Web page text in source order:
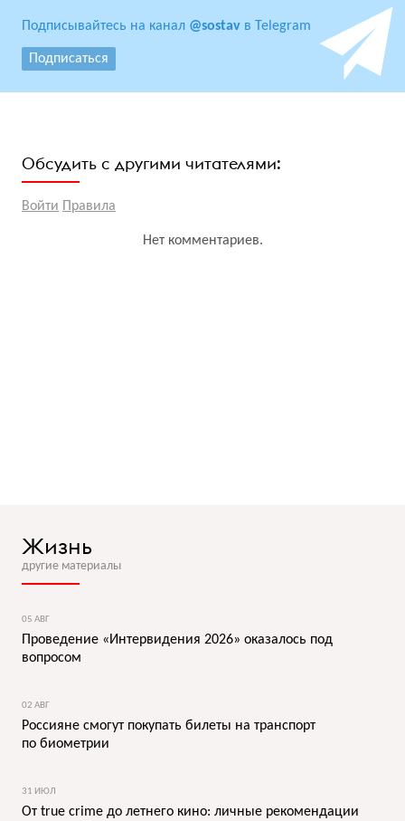
Подписывайтесь на канал @sostav в Telegram
Подписаться
Обсудить с другими читателями:
Войти Правила
Нет комментариев.
Жизнь
другие материалы
05 АВГ
Проведение «Интервидения 2026» оказалось под
вопросом
02 АВГ
Россияне смогут покупать билеты на транспорт
по биометрии
31 ИЮЛ
От true crime до летнего кино: личные рекомендации